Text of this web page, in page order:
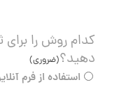
کدام روش را برای
دهید؟(ضروری)
استفاده از فرم